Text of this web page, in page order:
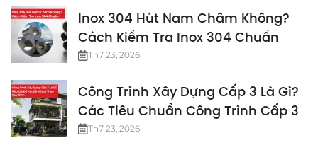
Inox 304 Hút Nam Châm Không?
Cách Kiểm Tra Inox 304 Chuẩn
Th7 23, 2026
Công Trình Xây Dựng Cấp 3 Là Gì?
Các Tiêu Chuẩn Công Trình Cấp 3
Th7 23, 2026